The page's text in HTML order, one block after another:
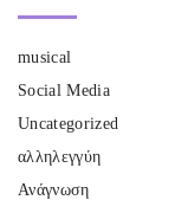
musical
Social Media
Uncategorized
αλληλεγγύη
Ανάγνωση